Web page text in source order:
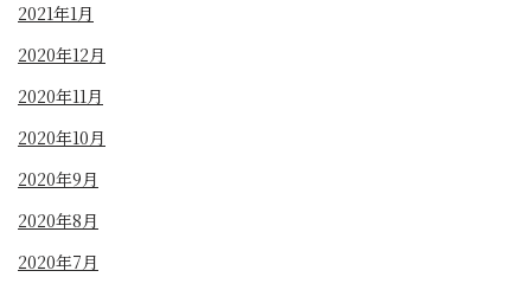
2021年1月
2020年12月
2020年11月
2020年10月
2020年9月
2020年8月
2020年7月